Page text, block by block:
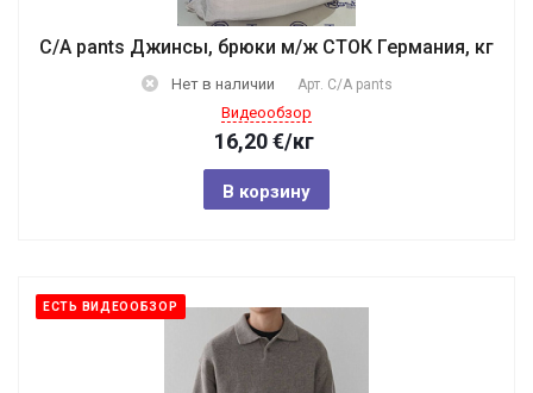
C/A pants Джинсы, брюки м/ж СТОК Германия, кг
Нет в наличии Арт. C/A pants
Видеообзор
16,20€/кг
В корзину
ЕСТЬ ВИДЕООБЗОР